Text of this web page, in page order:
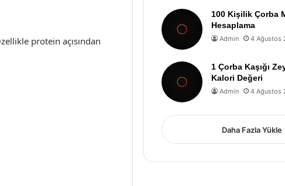
protein açısından
100 Kişilik Çorba
Hesaplama
Admin 4 Ağustos
1 Çorba Kaşığı
Kalori Değeri
Admin 4 Ağustos
Daha Fazla Yükle